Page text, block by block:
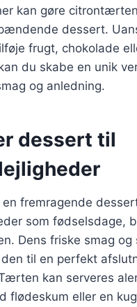
kan gøre
dessert.
frugt, chokolade
du skabe en unik
og anledning.
dessert til
fremragende
som fødselsdage,
Dens friske smag og
til en perfekt
kan serveres
flødeskum eller en